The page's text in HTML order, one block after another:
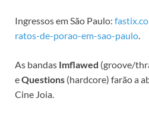
Ingressos em São Paulo:
ratos-de-porao-em-sao-paulo.
As bandas Imflawed (groove/
eQuestions (hardcore) farão a
Cine Joia.